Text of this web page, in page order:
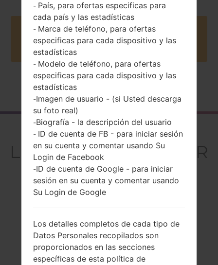
Buy accessories on Amazon
Página principal
El resumen
LGH820PR(LGH820PR
) akaLG G5
Comparar
- País, para ofertas especificas para
cada país y las estadísticas
- Marca de teléfono, para ofertas
especificas para cada dispositivo y las
estadísticas
- Modelo de teléfono, para ofertas
especificas para cada dispositivo y las
estadísticas
-Imagen de usuario - (si Usted descarga
su foto real)
-Biografía - la descripción del usuario
- ID de cuenta de FB - para iniciar sesión
en su cuenta y comentar usando Su
Login de Facebook
-ID de cuenta de Google - para iniciar
sesión en su cuenta y comentar usando
Su Login de Google
Los detalles completos de cada tipo de
Datos Personales recopilados son
proporcionados en las secciones
específicas de esta política de